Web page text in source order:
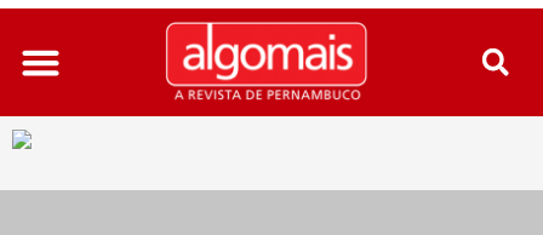
Ir
para
conteúdo